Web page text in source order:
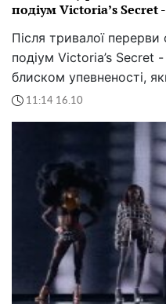
подіум Victoria’s Secret
Після тривалої
подіум Victoria’s Secret
блиском упевненості,
11:14 16.10